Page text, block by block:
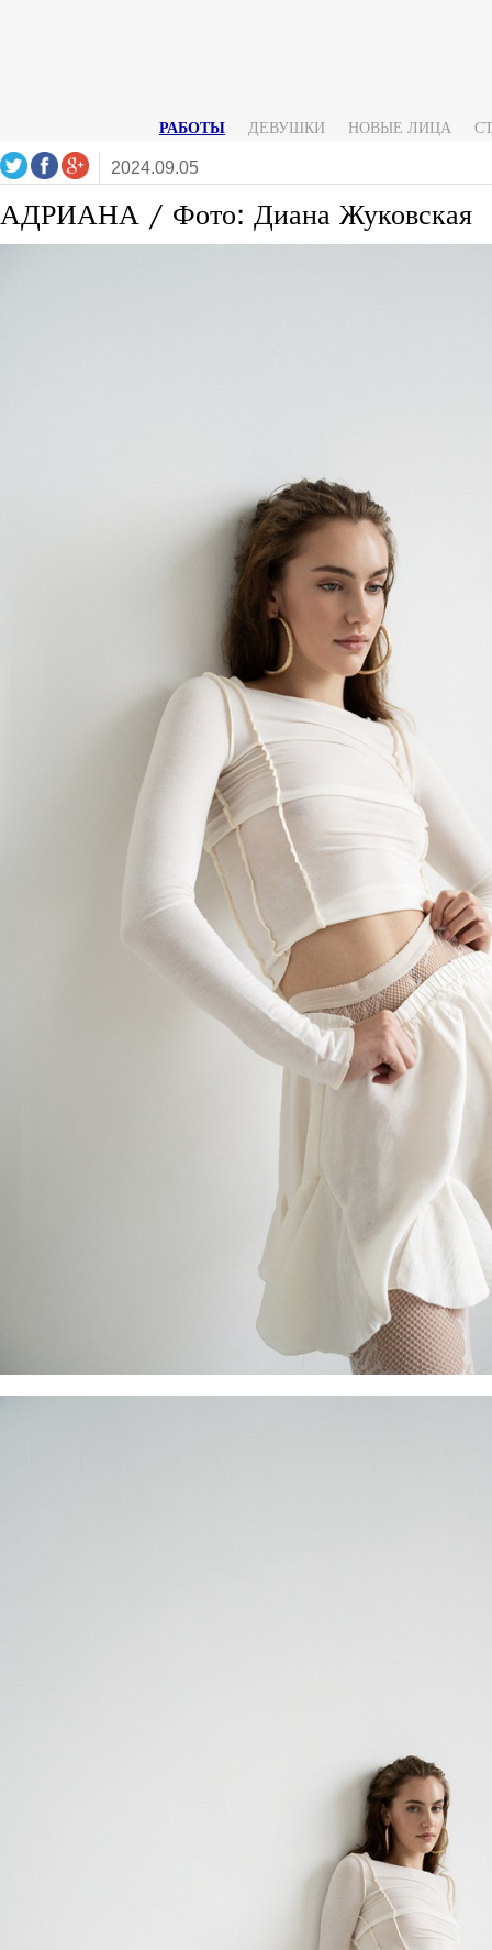
РАБОТЫ ДЕВУШКИ НОВЫЕ ЛИЦА
2024.09.05
АДРИАНА / Фото: Диана Жуковская